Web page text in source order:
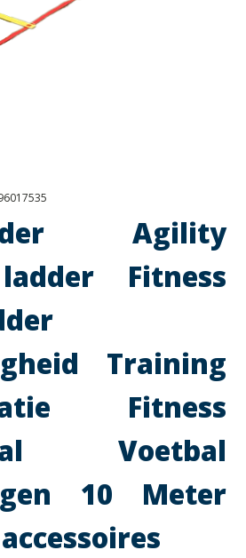
Agility
Fitness
Training
Fitness
Voetbal
10 Meter